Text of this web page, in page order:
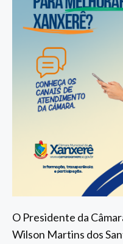
O Presidente da
Wilson Martins dos